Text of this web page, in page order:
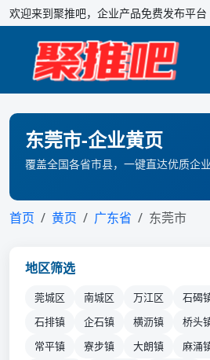
欢迎来到聚推吧，企业产品免费发布平台
东莞市-企业黄页
覆盖全国各省市县，一键直达优质企业
首页 黄页 广东省 东莞市
地区筛选
莞城区 南城区 万江区 石碣
石排镇
企石镇 横沥镇 桥头
常平镇
寮步镇 大朗镇 麻涌